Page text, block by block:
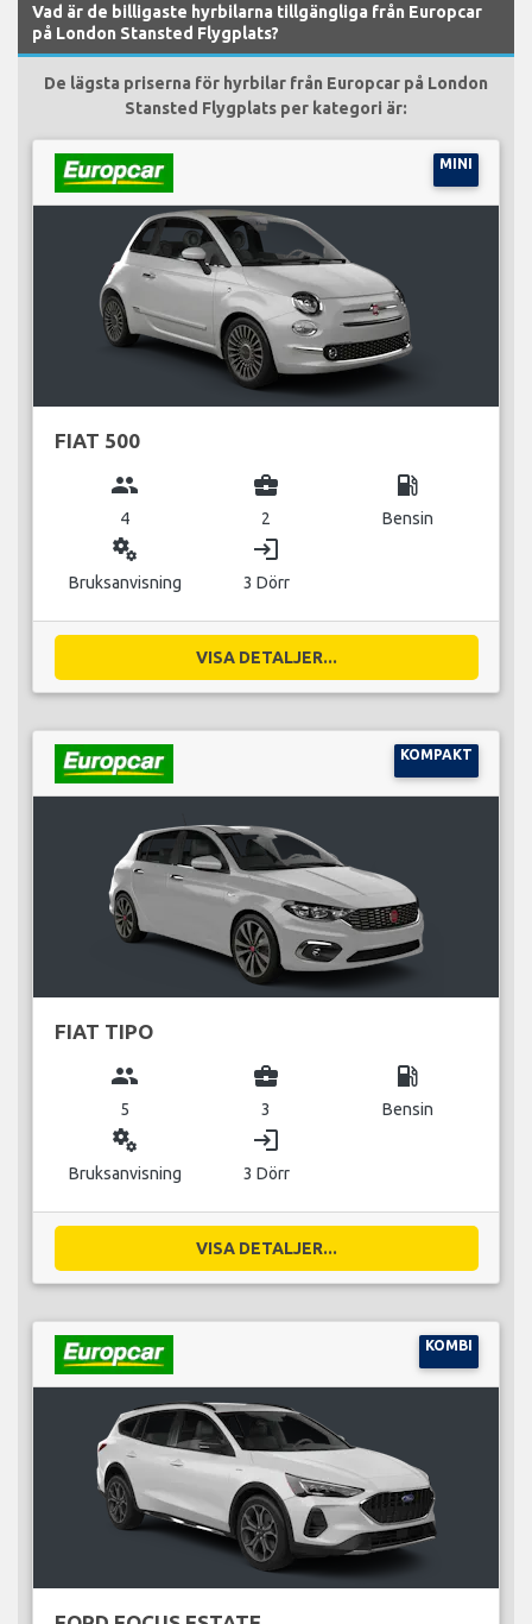
Vad är de billigaste hyrbilarna tillgängliga från Europcar
på London Stansted Flygplats?
De lägsta priserna för hyrbilar från Europcar på London
Stansted Flygplats per kategori är:
MINI
FIAT 500
group
4
business_center
2
local_gas_station
Bensin
miscellaneous_services
Bruksanvisning
login
3 Dörr
VISA DETALJER...
KOMPAKT
FIAT TIPO
group
5
business_center
3
local_gas_station
Bensin
miscellaneous_services
Bruksanvisning
login
3 Dörr
VISA DETALJER...
KOMBI